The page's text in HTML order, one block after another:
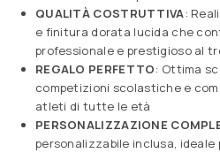
QUALITÀ COSTRUTTIVA:
e finitura dorata lucida che
professionale e prestigioso al
REGALO PERFETTO: Ottima
competizioni scolastiche e
atleti di tutte le età
PERSONALIZZAZIONE
personalizzabile inclusa,